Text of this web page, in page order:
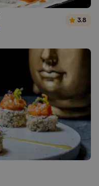
3.8